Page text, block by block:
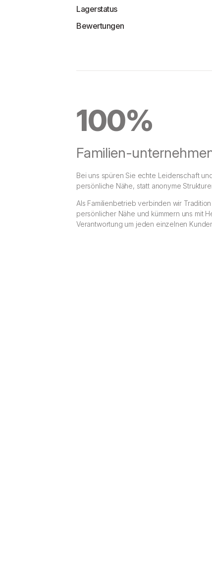
Lagerstatus
Bewertungen
100%
Familien-
Bei uns spüren Sie echte Leidenschaft
persönliche Nähe, statt anonyme
Als Familienbetrieb verbinden wir Tradition
persönlicher Nähe und kümmern uns mit
Verantwortung um jeden einzelnen